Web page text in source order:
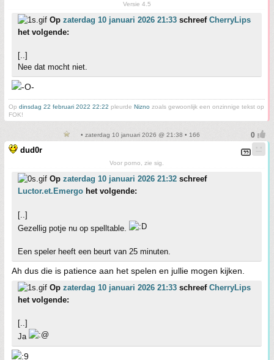
Versie 4.5
Op zaterdag 10 januari 2026 21:33 schreef CherryLips
het volgende:
[..]
Nee dat mocht niet.
Op dinsdag 22 februari 2022 22:22 pleurde Nizno zoals gewoonlijk een onzinnige tekst op
FOK!
• zaterdag 10 januari 2026 @ 21:38 • 166
dud0r
Voor porno, zie sig.
Op zaterdag 10 januari 2026 21:32 schreef
Luctor.et.Emergo het volgende:
[..]
Gezellig potje nu op spelltable.
Een speler heeft een beurt van 25 minuten.
Ah dus die is patience aan het spelen en jullie mogen kijken.
Op zaterdag 10 januari 2026 21:33 schreef CherryLips
het volgende:
[..]
Ja